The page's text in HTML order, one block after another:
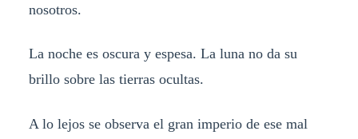
nosotros.
La noche es oscura y espesa. La luna no da su
brillo sobre las tierras ocultas.
A lo lejos se observa el gran imperio de ese mal